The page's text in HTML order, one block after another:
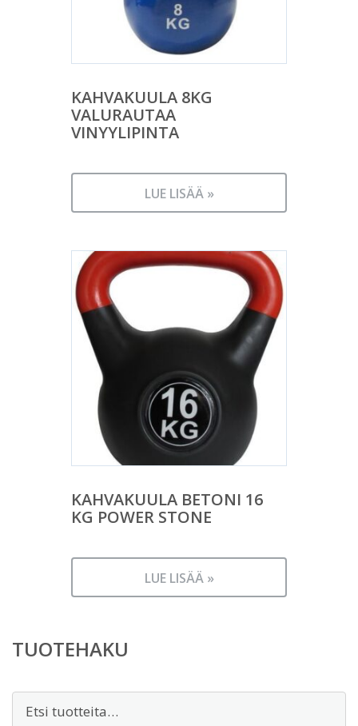
KAHVAKUULA 8KG
VALURAUTAA
VINYYLIPINTA
LUE LISÄÄ »
KAHVAKUULA BETONI 16
KG POWER STONE
LUE LISÄÄ »
TUOTEHAKU
Etsi: